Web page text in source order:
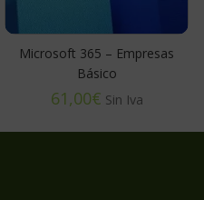
Microsoft 365 – Empresas
Básico
€